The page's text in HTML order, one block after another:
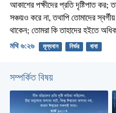
আকাশের পক্ষীদের প্রতি দৃষ্টিপাত কর;
সঞ্চয়ও করে না, তথাপি তোমাদের
থাকেন; তোমরা কি তাহাদের হইতে
মথি ৬:২৬ মূল্যবান নির্ভর বাবা
সম্পর্কিত বিষয়